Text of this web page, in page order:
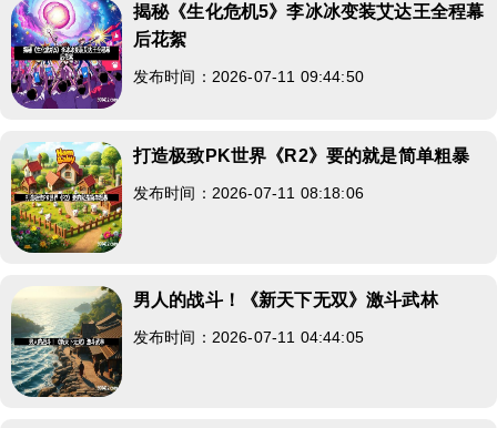
揭秘《生化危机5》李冰冰变装艾达王全程幕
后花絮
发布时间：2026-07-11 09:44:50
打造极致PK世界《R2》要的就是简单粗暴
发布时间：2026-07-11 08:18:06
男人的战斗！《新天下无双》激斗武林
发布时间：2026-07-11 04:44:05